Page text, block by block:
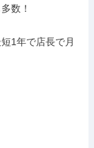
数！
1年で店長で月